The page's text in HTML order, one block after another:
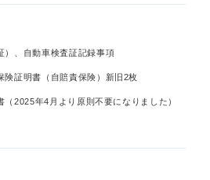
）、自動車検査証記録事項
険証明書（自賠責保険）新旧2枚
（2025年4月より原則不要になりました）